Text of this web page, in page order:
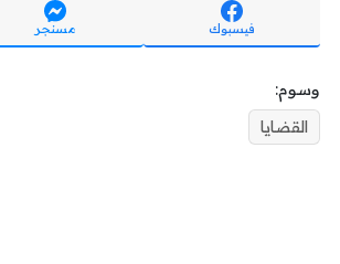
فيسبوك مسنجر
وسوم:
القضايا